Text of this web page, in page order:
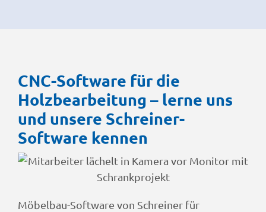
CNC-Software für die
Holzbearbeitung – lerne uns
und unsere Schreiner-
Software kennen
Möbelbau-Software von Schreiner für